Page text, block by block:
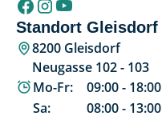
Standort Gleisdorf
8200 Gleisdorf
Neugasse 102 - 103
Mo-Fr:
09:00- 18:00
Sa:
08:00- 13:00